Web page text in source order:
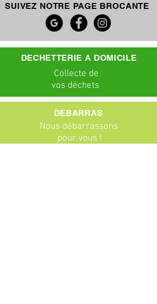
SUIVEZ NOTRE PAGE BROCANTE
DECHETTERIE A DOMICILE
Collecte de
vos déchets
DEBARRAS
Nous débarrassons
pour vous !